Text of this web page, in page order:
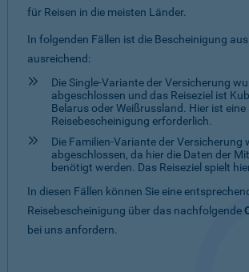
für Reisen in die meisten Länder.
In folgenden Fällen ist die Bescheinigung
ausreichend:
Die Single-Variante der Versicherung
abgeschlossen und das Reiseziel ist
Belarus oder Weißrussland. Hier ist eine
Reisebescheinigung erforderlich.
Die Familien-Variante der Versicherung
abgeschlossen, da hier die Daten der
benötigt werden. Das Reiseziel spielt
In diesen Fällen können Sie eine
Reisebescheinigung über das nachfolgende
bei uns anfordern.